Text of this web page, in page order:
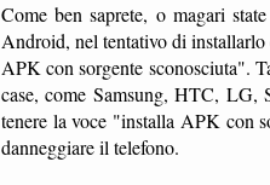
Come ben saprete, o magari
Android, nel tentativo di
APK con sorgente sconosciuta".
case, come Samsung, HTC,
tenere la voce "installa APK con
danneggiare il telefono.